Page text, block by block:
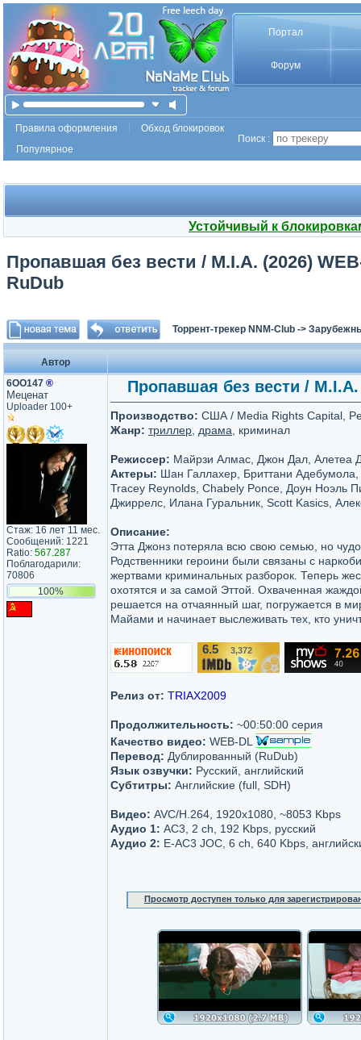
Портал
Форум
Правила оформления
Обход блокировок
Популярное
Поиск :
Устойчивый к
Пропавшая без вести / M.I.A. (2026)
RuDub
Торрент-трекер NNM-Club ->
Автор
6ОО147 ®
Меценат
Uploader 100+
Стаж: 16 лет 11 мес.
Сообщений: 1221
Ratio: 567.287
Поблагодарили:
70806
100%
Пропавшая без вести /
Производство: США / Media Rights Capital,
Жанр: триллер драма , криминал
Режиссер: Майрзи Алмас, Джон Дал, Алетеа
Актеры: Шан Галлахер, Бриттани Адебумола,
Tracey Reynolds, Chabely Ponce, Доун Ноэль
Джиррелс, Илана Гуральник, Scott Kasics,
Описание:
Этта Джонз потеряла всю свою семью, но
Родственники героини были связаны с
жертвами криминальных разборок. Теперь
охотятся и за самой Эттой. Охваченная
решается на отчаянный шаг, погружается в
Майами и начинает выслеживать тех, кто
6.5 3,372
Релиз от: TRIAX2009
Продолжительность: ~00:50:00 серия
Качество видео: WEB-DL
Перевод: Дублированный (RuDub)
Язык озвучки: Русский, английский
Субтитры: Английские (full, SDH)
Видео: AVC/H.264, 1920х1080, ~8053 Kbps
Аудио 1: AC3, 2 ch, 192 Kbps, русский
Аудио 2: E-AC3 JOC, 6 ch, 640 Kbps,
Просмотр доступен только для